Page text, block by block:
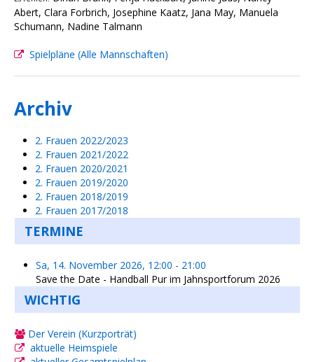
Abert, Clara Forbrich, Josephine Kaatz, Jana May, Manuela
Schumann, Nadine Talmann
Spielpläne (Alle Mannschaften)
Archiv
2. Frauen 2022/2023
2. Frauen 2021/2022
2. Frauen 2020/2021
2. Frauen 2019/2020
2. Frauen 2018/2019
2. Frauen 2017/2018
TERMINE
Sa, 14. November 2026, 12:00 - 21:00
Save the Date - Handball Pur im Jahnsportforum 2026
WICHTIG
Der Verein (Kurzporträt)
aktuelle Heimspiele